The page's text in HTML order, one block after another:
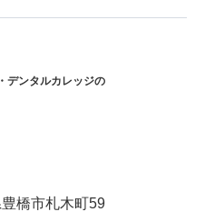
デンタルカレッジの
橋市札木町59